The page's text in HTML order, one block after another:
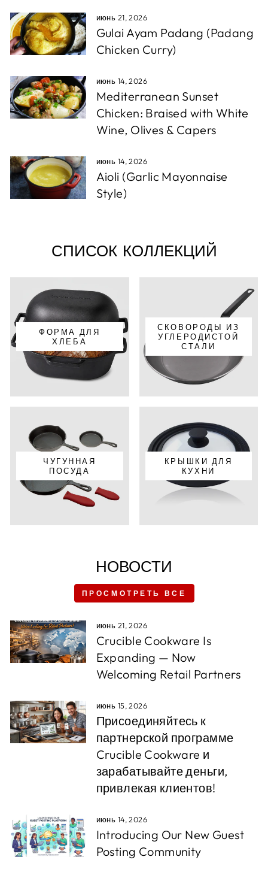
июнь 21, 2026
Gulai Ayam Padang (Padang
Chicken Curry)
июнь 14, 2026
Mediterranean Sunset
Chicken: Braised with White
Wine, Olives & Capers
июнь 14, 2026
Aioli (Garlic Mayonnaise
Style)
СПИСОК КОЛЛЕКЦИЙ
ФОРМА ДЛЯ
ХЛЕБА
СКОВОРОДЫ ИЗ
УГЛЕРОДИСТОЙ
СТАЛИ
ЧУГУННАЯ
ПОСУДА
КРЫШКИ ДЛЯ
КУХНИ
НОВОСТИ
ПРОСМОТРЕТЬ ВСЕ
июнь 21, 2026
Crucible Cookware Is
Expanding — Now
Welcoming Retail Partners
июнь 15, 2026
Присоединяйтесь к
партнерской программе
Crucible Cookware и
зарабатывайте деньги,
привлекая клиентов!
июнь 14, 2026
Introducing Our New Guest
Posting Community